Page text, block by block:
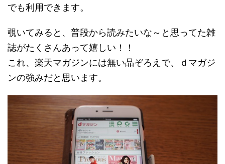
でも利用できます。
覗いてみると、普段から読みたいな～と思ってた雑
誌がたくさんあって嬉しい！！
これ、楽天マガジンには無い品ぞろえで、ｄマガジ
ンの強みだと思います。